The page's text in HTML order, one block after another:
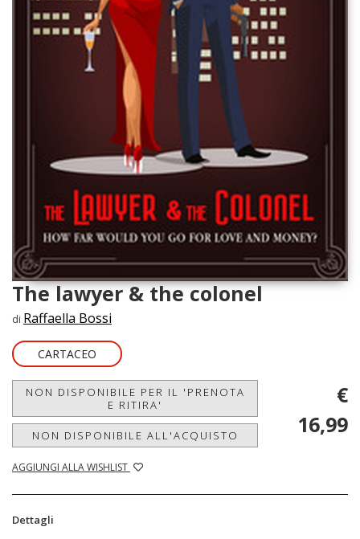
The lawyer & the colonel
di Raffaella Bossi
CARTACEO
NON DISPONIBILE PER IL 'PRENOTA
E RITIRA'
NON DISPONIBILE ALL'ACQUISTO
AGGIUNGI ALLA WISHLIST
€
16,99
Dettagli